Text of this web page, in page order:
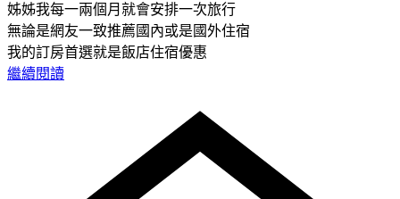
姊姊我每一兩個月就會安排一次旅行
無論是網友一致推薦國內或是國外住宿
我的訂房首選就是飯店住宿優惠
繼續閱讀